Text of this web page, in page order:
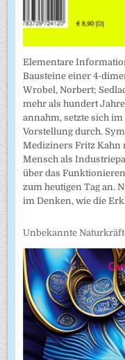
Elementare
Bausteine einer 4-
Wrobel, Norbert;
mehr als hundert
annahm, setzte sich
Vorstellung durch.
Mediziners Fritz Kahn
Mensch als
über das
zum heutigen Tag an.
im Denken, wie die
Unbekannte